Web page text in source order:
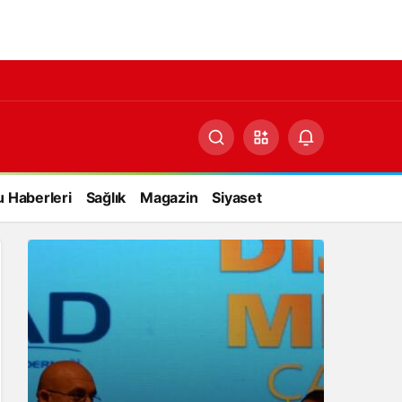
Haberleri Sağlık Magazin Siyaset